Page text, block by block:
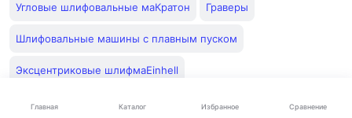
Главная Каталог Избранное Сравнение
Угловые шлифовальные маКратон Граверы
Шлифовальные машины с плавным пуском
Эксцентриковые шлифмаEinhell
Эксцентриковые шлифмаSturm